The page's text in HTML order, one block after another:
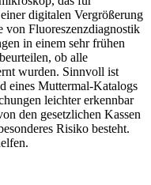
digitalen Vergrößerung
Fluoreszenzdiagnostik
in einem sehr frühen
ob alle
wurden. Sinnvoll ist
eines Muttermal-Katalogs
leichter erkennbar
den gesetzlichen Kassen
Risiko besteht.